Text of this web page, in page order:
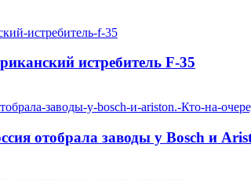
истребитель F-35
отобрала заводы у Bosch и